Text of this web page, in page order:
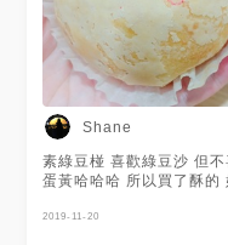
Shane
素綠豆椪 喜歡綠豆沙 但不喜歡
蛋黃哈哈哈 所以買了酥的 好
2019-11-20